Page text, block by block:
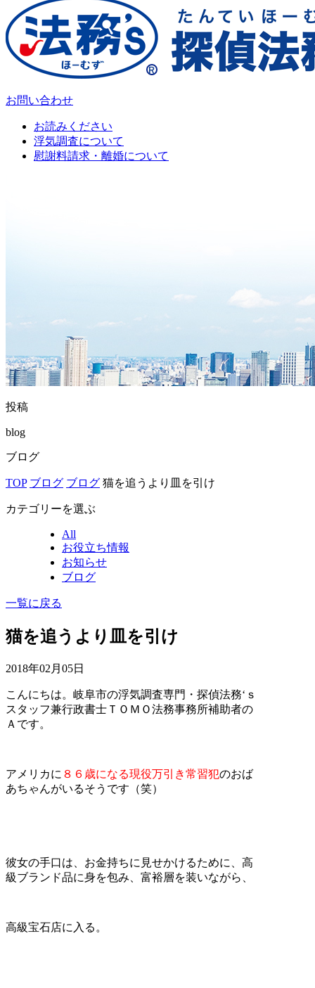
お問い合わせ
お読みください
浮気調査について
慰謝料請求・離婚について
投稿
blog
ブログ
TOP ブログ ブログ 猫を追うより皿を引け
カテゴリーを選ぶ
All
お役立ち情報
お知らせ
ブログ
一覧に戻る
猫を追うより皿を引け
2018年02月05日
こんにちは。岐阜市の浮気調査専門・探偵法務‘ｓ
スタッフ兼行政書士ＴＯＭＯ法務事務所補助者の
Ａです。
アメリカに ８６歳になる現役万引き常習犯のおば
あちゃんがいるそうです（笑）
彼女の手口は、お金持ちに見せかけるために、高
級ブランド品に身を包み、富裕層を装いながら、
高級宝石店に入る。